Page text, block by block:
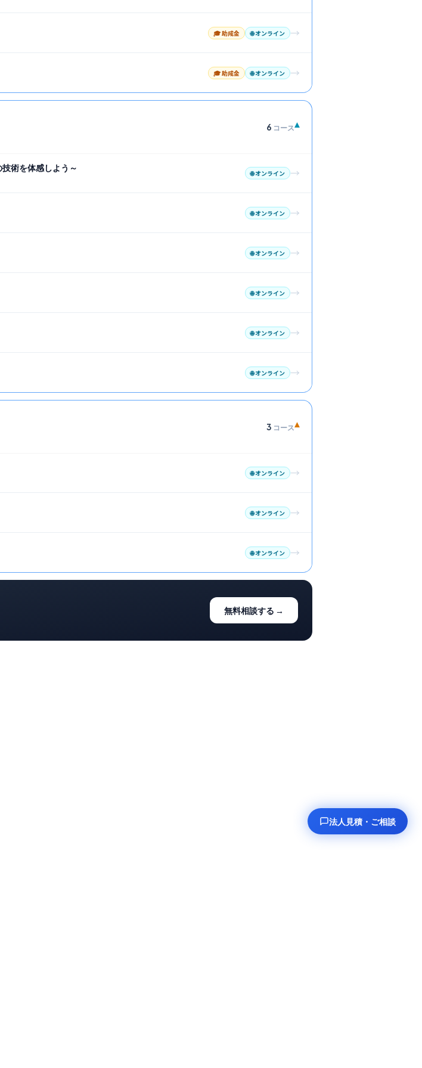
🎓 助成金 🌐オンライン →
🎓 助成金 🌐オンライン →
6 コース▾
術を体感しよう～ 🌐オンライン →
🌐オンライン →
🌐オンライン →
🌐オンライン →
🌐オンライン →
🌐オンライン →
3 コース▾
🌐オンライン →
🌐オンライン →
🌐オンライン →
無料相談する →
法人見積・ご相談